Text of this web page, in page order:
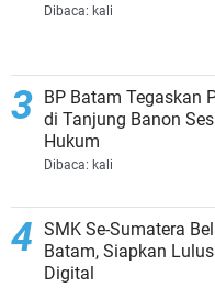
Dibaca: kali
BP Batam Tegaskan
di Tanjung Banon
Hukum
Dibaca: kali
SMK Se-Sumatera
Batam, Siapkan
Digital